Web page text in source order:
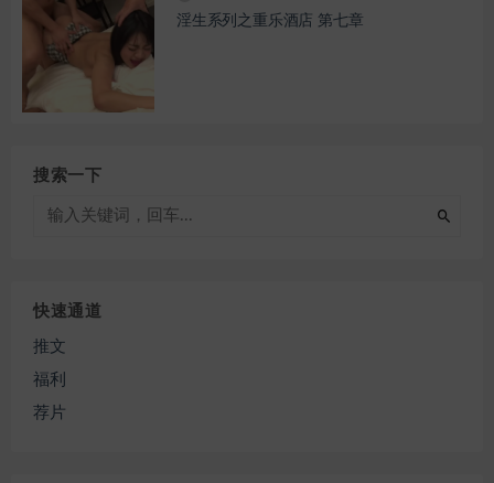
淫生系列之重乐酒店 第七章
搜索一下
快速通道
推文
福利
荐片